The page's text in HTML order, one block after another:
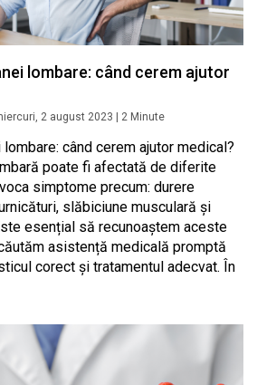
lombare: când cerem ajutor
2 august 2023 2 Minute
când cerem ajutor medical?
poate fi afectată de diferite
simptome precum: durere
slăbiciune musculară și
esențial să recunoaștem aceste
asistență medicală promptă
corect și tratamentul adecvat. În